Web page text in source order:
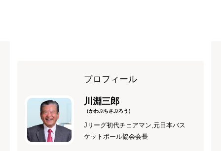
プロフィール
川淵三郎
（かわぶちさぶろう）
Jリーグ初代チェアマン,元日本バス
ケットボール協会会長